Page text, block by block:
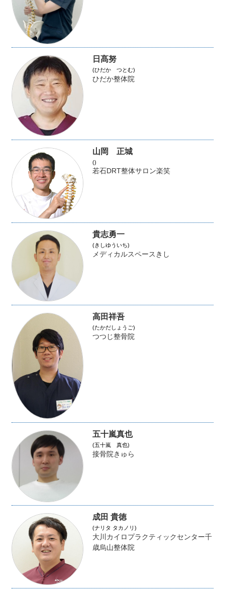
日髙努
(ひだか つとむ)
ひだか整体院
山岡 正城
()
若石DRT整体サロン楽笑
貴志勇一
(きしゆういち)
メディカルスペースきし
高田祥吾
(たかだしょうご)
つつじ整骨院
五十嵐真也
(五十嵐 真也)
接骨院きゅら
成田 貴徳
(ナリタ タカノリ)
大川カイロプラクティックセンター千
歳烏山整体院